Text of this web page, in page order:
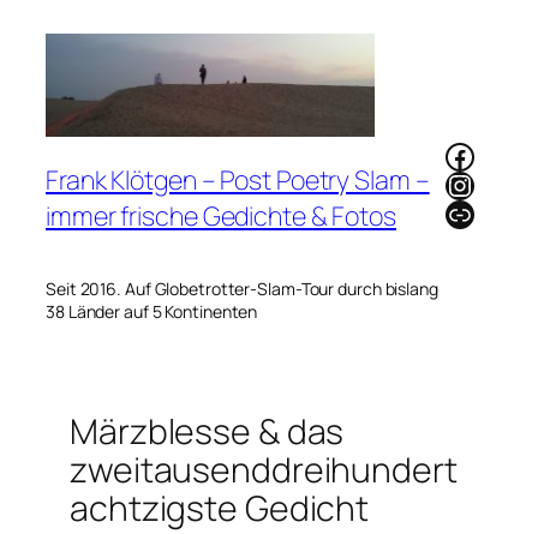
Frank Klötgen – Post Poetry Slam –
immer frische Gedichte & Fotos
Seit 2016. Auf Globetrotter-Slam-Tour durch bislang
38 Länder auf 5 Kontinenten
Link
Märzblesse & das
zweitausenddreihundert
achtzigste Gedicht